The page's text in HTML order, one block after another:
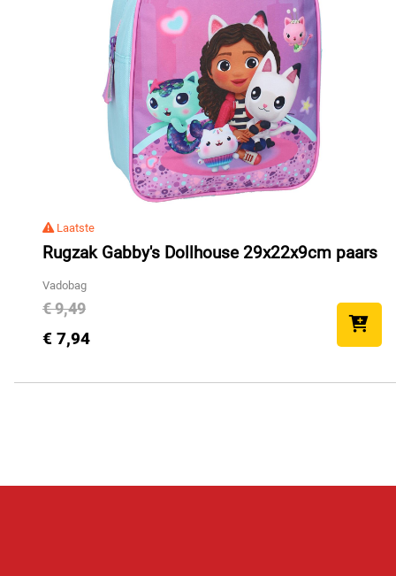
Laatste
Rugzak Gabby's Dollhouse 29x22x9cm paars
Vadobag
€ 9,49
€ 7,94